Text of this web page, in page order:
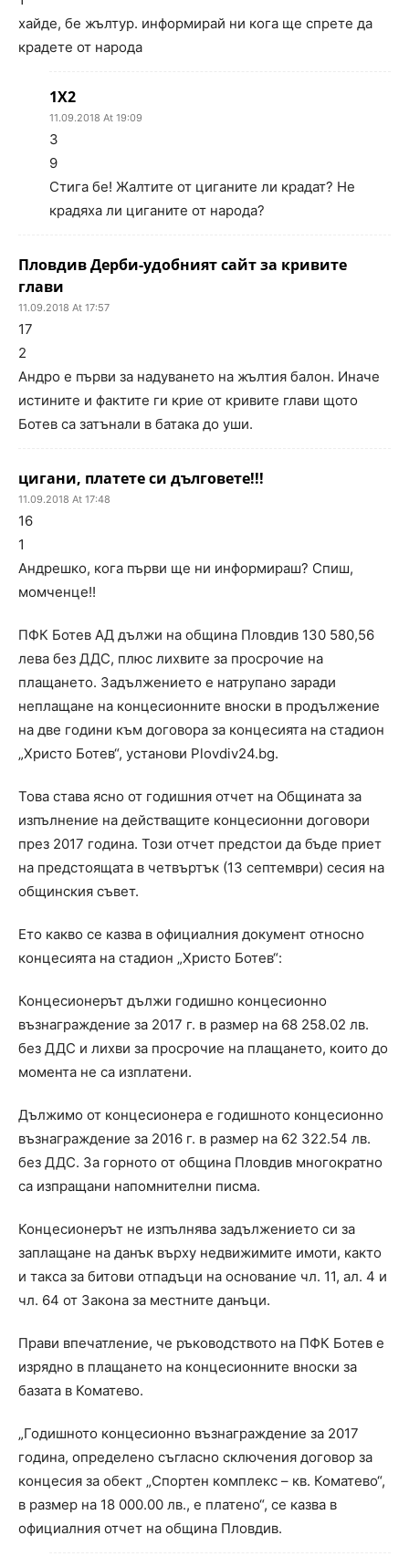
хайде, бе жълтур. информирай ни кога ще спрете да
крадете от народа
1Х2
11.09.2018 At 19:09
3
9
Стига бе! Жалтите от циганите ли крадат? Не
крадяха ли циганите от народа?
Пловдив Дерби-удобният сайт за кривите
глави
11.09.2018 At 17:57
17
2
Андро е първи за надуването на жълтия балон. Иначе
истините и фактите ги крие от кривите глави щото
Ботев са затънали в батака до уши.
цигани, платете си дълговете!!!
11.09.2018 At 17:48
16
1
Андрешко, кога първи ще ни информираш? Спиш,
момченце!!
ПФК Ботев АД дължи на община Пловдив 130 580,56
лева без ДДС, плюс лихвите за просрочие на
плащането. Задължението е натрупано заради
неплащане на концесионните вноски в продължение
на две години към договора за концесията на стадион
„Христо Ботев“, установи Plovdiv24.bg.
Това става ясно от годишния отчет на Общината за
изпълнение на действащите концесионни договори
през 2017 година. Този отчет предстои да бъде приет
на предстоящата в четвъртък (13 септември) сесия на
общинския съвет.
Ето какво се казва в официалния документ относно
концесията на стадион „Христо Ботев“:
Концесионерът дължи годишно концесионно
възнаграждение за 2017 г. в размер на 68 258.02 лв.
без ДДС и лихви за просрочие на плащането, които до
момента не са изплатени.
Дължимо от концесионера е годишното концесионно
възнаграждение за 2016 г. в размер на 62 322.54 лв.
без ДДС. За горното от община Пловдив многократно
са изпращани напомнителни писма.
Концесионерът не изпълнява задължението си за
заплащане на данък върху недвижимите имоти, както
и такса за битови отпадъци на основание чл. 11, ал. 4 и
чл. 64 от Закона за местните данъци.
Прави впечатление, че ръководството на ПФК Ботев е
изрядно в плащането на концесионните вноски за
базата в Коматево.
„Годишното концесионно възнаграждение за 2017
година, определено съгласно сключения договор за
концесия за обект „Спортен комплекс – кв. Коматево“,
в размер на 18 000.00 лв., е платено“, се казва в
официалния отчет на община Пловдив.